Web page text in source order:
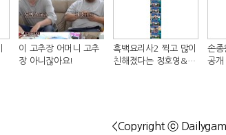
이 고추장 어머니 고추
장 아니잖아요!
흑백요리사2 찍고 많이
친해졌다는 정호영&샘
손종
공개
<Copyright ⓒ